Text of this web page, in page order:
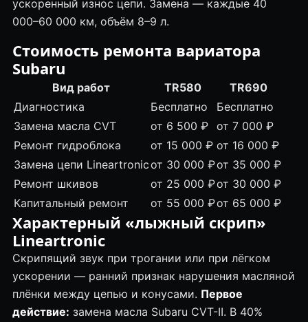
ускоренный износ цепи. Замена — каждые 40
000–60 000 км, объём 8–9 л.
Стоимость ремонта вариатора
Subaru
Вид работ TR580
TR690
Диагностика
Бесплатно
Бесплатно
Замена масла CVT
от 6 500 ₽
от 7 000 ₽
Ремонт гидроблока от 15 000 ₽ от 16 000 ₽
Замена цепи Lineartronicот 30 000 ₽от 35 000 ₽
Ремонт шкивов
от 25 000 ₽от 30 000 ₽
Капитальный ремонт
от 55 000 ₽от 65 000 ₽
Характерный «лыжный скрип»
Lineartronic
Скрипящий звук при трогании или при лёгком
ускорении — ранний признак нарушения масляной
плёнки между цепью и конусами. Первое
действие: замена масла Subaru CVT-II. В 40%